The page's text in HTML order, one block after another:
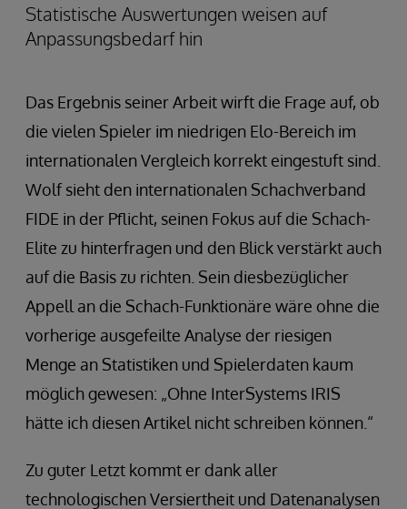
Statistische Auswertungen weisen auf
Anpassungsbedarf hin
Das Ergebnis seiner Arbeit wirft die Frage auf, ob
die vielen Spieler im niedrigen Elo-Bereich im
internationalen Vergleich korrekt eingestuft sind.
Wolf sieht den internationalen Schachverband
FIDE in der Pflicht, seinen Fokus auf die Schach-
Elite zu hinterfragen und den Blick verstärkt auch
auf die Basis zu richten. Sein diesbezüglicher
Appell an die Schach-Funktionäre wäre ohne die
vorherige ausgefeilte Analyse der riesigen
Menge an Statistiken und Spielerdaten kaum
möglich gewesen: „Ohne InterSystems IRIS
hätte ich diesen Artikel nicht schreiben können.“
Zu guter Letzt kommt er dank aller
technologischen Versiertheit und Datenanalysen